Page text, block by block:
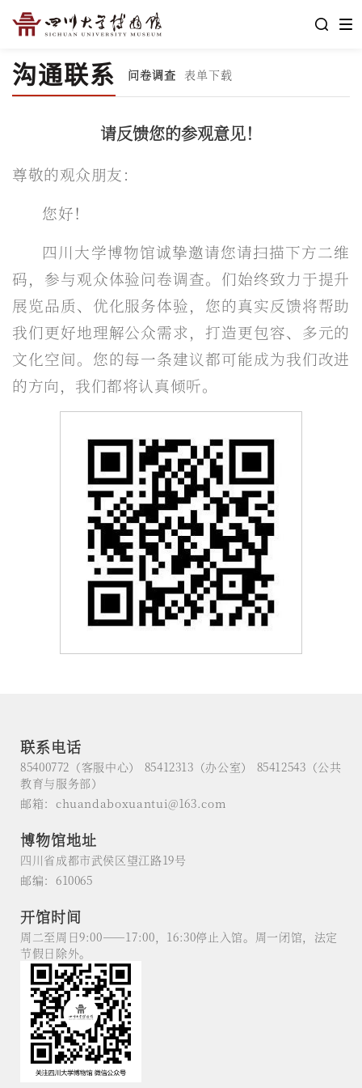
沟通联系 问卷调查 表单下载
请反馈您的参观意见！
尊敬的观众朋友：
您好！
四川大学博物馆诚挚邀请您请扫描下方二维
码， 参与观众体验问卷调查。们始终致力于提升
展览品质、优化服务体验，您的真实反馈将帮助
我们更好地理解公众需求，打造更包容、多元的
文化空间。您的每一条建议都可能成为我们改进
的方向，我们都将认真倾听。
联系电话
85400772（客服中心） 85412313（办公室） 85412543（公共
教育与服务部）
邮箱：chuandaboxuantui@163.com
博物馆地址
四川省成都市武侯区望江路19号
邮编：610065
开馆时间
周二至周日9:00——17:00，16:30停止入馆。周一闭馆，法定
节假日除外。